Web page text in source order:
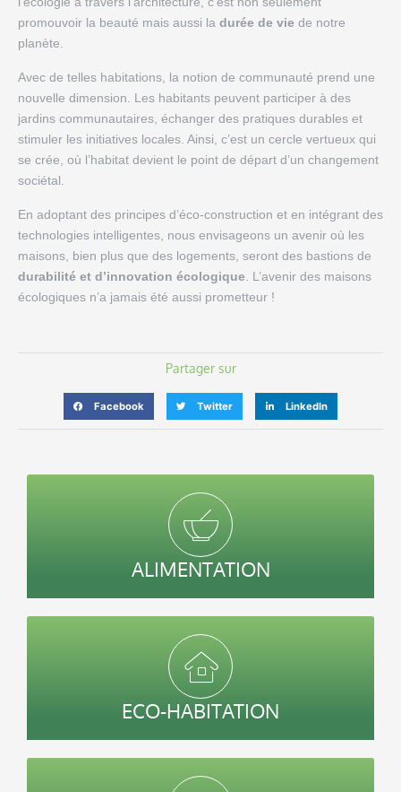
promouvoir la beauté mais aussi la durée de vie de notre
planète.
Avec de telles habitations, la notion de communauté prend une
nouvelle dimension. Les habitants peuvent participer à des
jardins communautaires, échanger des pratiques durables et
stimuler les initiatives locales. Ainsi, c’est un cercle vertueux qui
se crée, où l’habitat devient le point de départ d’un changement
sociétal.
En adoptant des principes d’éco-construction et en intégrant des
technologies intelligentes, nous envisageons un avenir où les
maisons, bien plus que des logements, seront des bastions de
durabilité et d’innovation écologique. L’avenir des maisons
écologiques n’a jamais été aussi prometteur !
Partager sur
Facebook Twitter LinkedIn
ALIMENTATION
ECO-HABITATION